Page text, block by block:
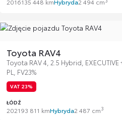
2016135 448 kmHybryda2 494 cm
Toyota RAV4
Toyota RAV 4, 2.5 Hybrid, EXECUTIVE
PL, FV23%
VAT 23%
ŁÓDŹ
202193 811 kmHybryda2 487 cm3